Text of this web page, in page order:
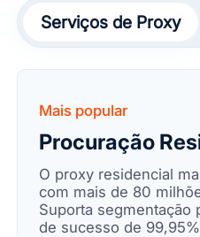
Serviços de Proxy
Mais popular
Procuração
O proxy residencial
com mais de 80
Suporta segmentação
de sucesso de